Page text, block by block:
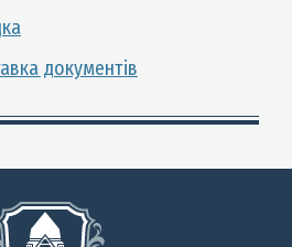
документів